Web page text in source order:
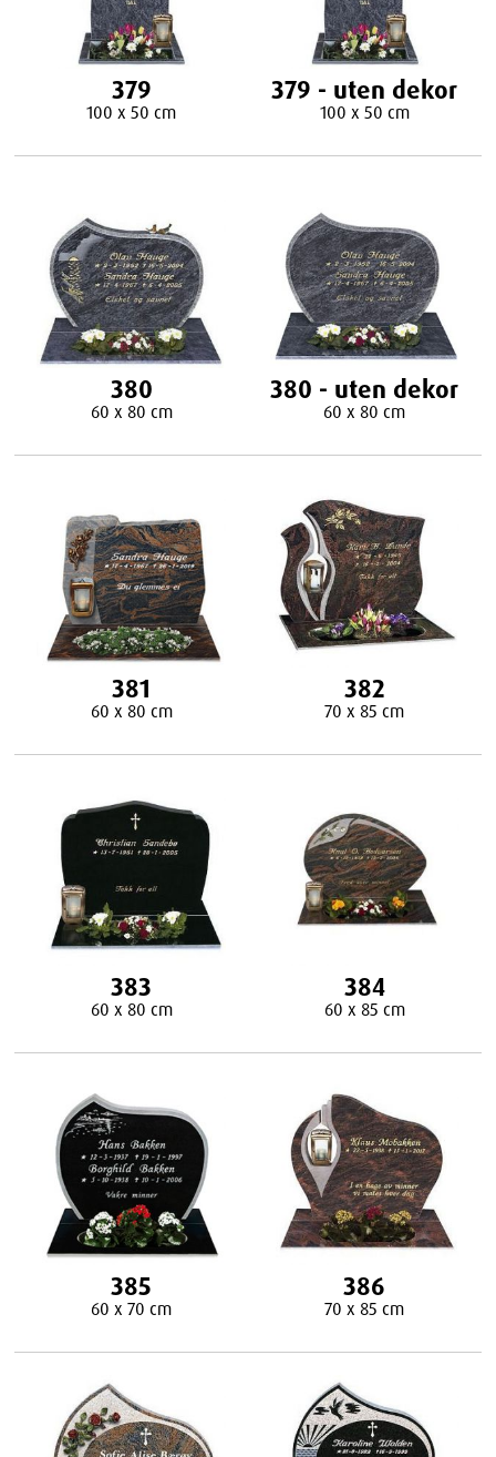
379
100 x 50 cm
379 - uten dekor
100 x 50 cm
380
60 x 80 cm
380 - uten dekor
60 x 80 cm
381
60 x 80 cm
382
70 x 85 cm
383
60 x 80 cm
384
60 x 85 cm
385
60 x 70 cm
386
70 x 85 cm